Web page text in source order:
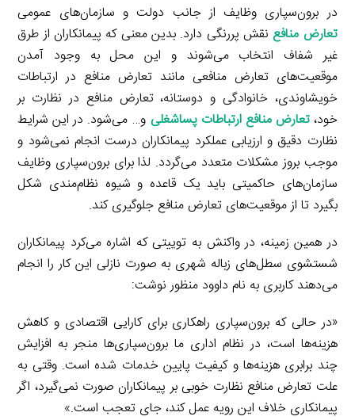
n
k
I
n
r
a
m
n
t
در برون‌سپاری وظایف از جانب دولت و سازمان‌های عمومی
تعارض منافع نقش پررنگی دارد. بدین معنی که پیمانکاران از طرق
غیر شفاف انتخاب می‌شوند و این محل به وجود آمدن
موقعیت‌های تعارض منافعی مانند تعارض منافع در ارتباطات
خویشاوندی، خانوادگی و دوستانه، تعارض منافع در نظارت بر
خود،تعارض منافع ارتباطات پساشغلی و… می‌شود. در این شرایط
نظارت دقیق و ارزیابی عملکرد پیمانکاران درست انجام نمی‌شود و
موجب بروز مشکلات متعدد می‌گردد. لذا برای برون‌سپاری وظایف
سازمان‌های حاکمیتی باید یک قاعده و شیوه نظام‌مندی شکل
بگیرد تا از موقعیت‌های تعارض منافع جلوگیری کند.
در همین زمینه، در واکنش به توییتی که اشاره می‌کرد پیمانکاران
شستشوی سطل‌های زباله شهری به صورت نازلی این کار را انجام
می‌دهند کاربری به نام داوود منظور نوشت:
«در حالی که برون‌سپاری راهکاری برای کارایی اقتصادی و کاهش
هزینه‌ها است، در نظام اداری ما برون‌سپاری‌ها منجر به افزایش
چند برابری هزینه‌ها و کیفیت پایین خدمات شده است. وقتی به
علت تعارض منافع نظارت خوبی بر پیمانکاران صورت نمی‌گیرد، اگر
پیمانکاری خلاف این رویه عمل کند، جای تعجب است.»